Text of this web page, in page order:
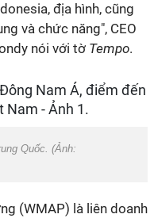
địa hình, cũng
và chức năng", CEO
nói với tờ Tempo.
Quốc. (Ảnh:
(WMAP) là liên doanh